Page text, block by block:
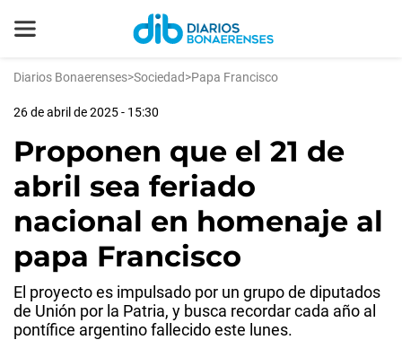
Diarios Bonaerenses>Sociedad>Papa Francisco
26 de abril de 2025 - 15:30
Proponen que el 21 de
abril sea feriado
nacional en homenaje al
papa Francisco
El proyecto es impulsado por un grupo de diputados
de Unión por la Patria, y busca recordar cada año al
pontífice argentino fallecido este lunes.